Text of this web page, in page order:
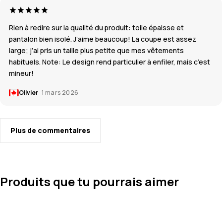
Rien à redire sur la qualité du produit: toile épaisse et
pantalon bien isolé. J’aime beaucoup! La coupe est assez
large; j’ai pris un taille plus petite que mes vêtements
habituels. Note: Le design rend particulier à enfiler, mais c’est
mineur!
Olivier 1 mars 2026
Plus de commentaires
Produits que tu pourrais aimer